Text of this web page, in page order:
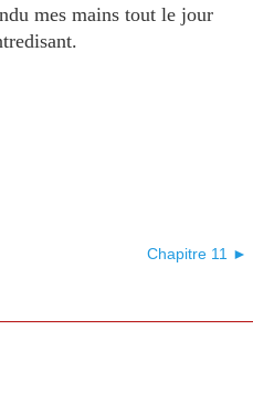
mes mains tout le jour
Chapitre 11 ►